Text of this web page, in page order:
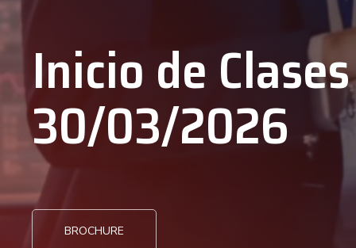
Inicio de
30/03/2026
BROCHURE